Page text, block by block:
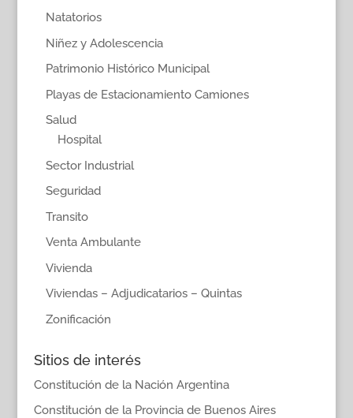
Natatorios
Niñez y Adolescencia
Patrimonio Histórico Municipal
Playas de Estacionamiento Camiones
Salud
Hospital
Sector Industrial
Seguridad
Transito
Venta Ambulante
Vivienda
Viviendas – Adjudicatarios – Quintas
Zonificación
Sitios de interés
Constitución de la Nación Argentina
Constitución de la Provincia de Buenos Aires